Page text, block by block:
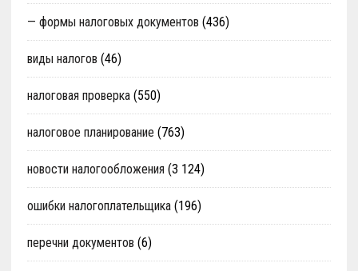
— формы налоговых документов (436)
виды налогов (46)
налоговая проверка(550)
налоговое планирование (763)
новости налогообложения (3 124)
ошибки налогоплательщика(196)
перечни документов (6)